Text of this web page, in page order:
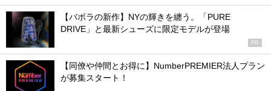
【バボラの新作】NYの輝きを纏う。「PURE
DRIVE」と最新シューズに限定モデルが登場
PR
【同僚や仲間とお得に】NumberPREMIER法人プラン
が募集スタート！